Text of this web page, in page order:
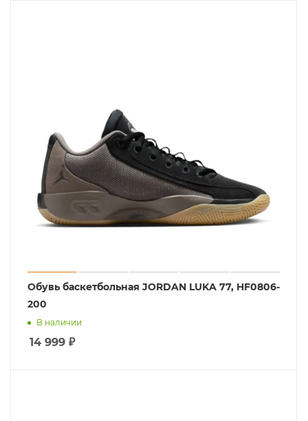
Обувь баскетбольная JORDAN LUKA 77, HF0806-
200
В наличии
14 999 ₽